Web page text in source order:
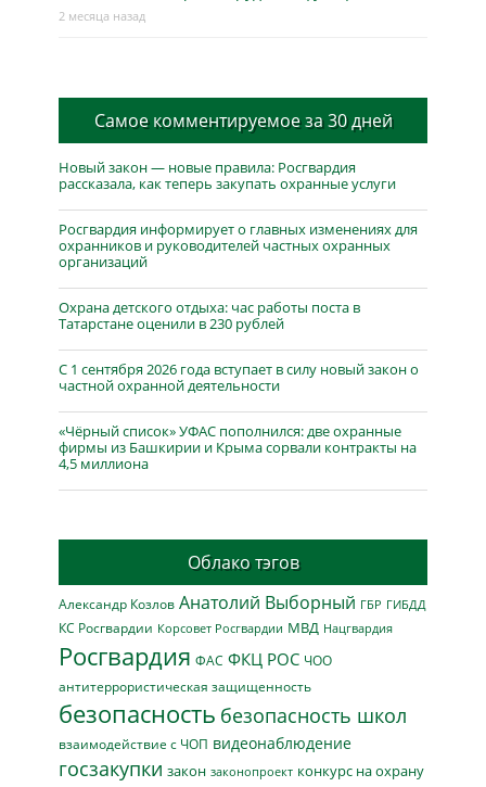
2 месяца назад
Самое комментируемое за 30 дней
Новый закон — новые правила: Росгвардия
рассказала, как теперь закупать охранные услуги
Росгвардия информирует о главных изменениях для
охранников и руководителей частных охранных
организаций
Охрана детского отдыха: час работы поста в
Татарстане оценили в 230 рублей
С 1 сентября 2026 года вступает в силу новый закон о
частной охранной деятельности
«Чёрный список» УФАС пополнился: две охранные
фирмы из Башкирии и Крыма сорвали контракты на
4,5 миллиона
Облако тэгов
Александр Козлов Анатолий Выборный ГБР ГИБДД
КС Росгвардии Корсовет Росгвардии МВД Нацгвардия
Росгвардия ФАС ФКЦ РОС ЧОО
антитеррористическая защищенность
безопасность безопасность школ
взаимодействие с ЧОП видеонаблюдение
госзакупки закон законопроект конкурс на охрану